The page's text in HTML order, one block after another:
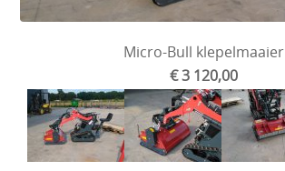
Micro-Bull klepelmaaier
€ 3 120,00